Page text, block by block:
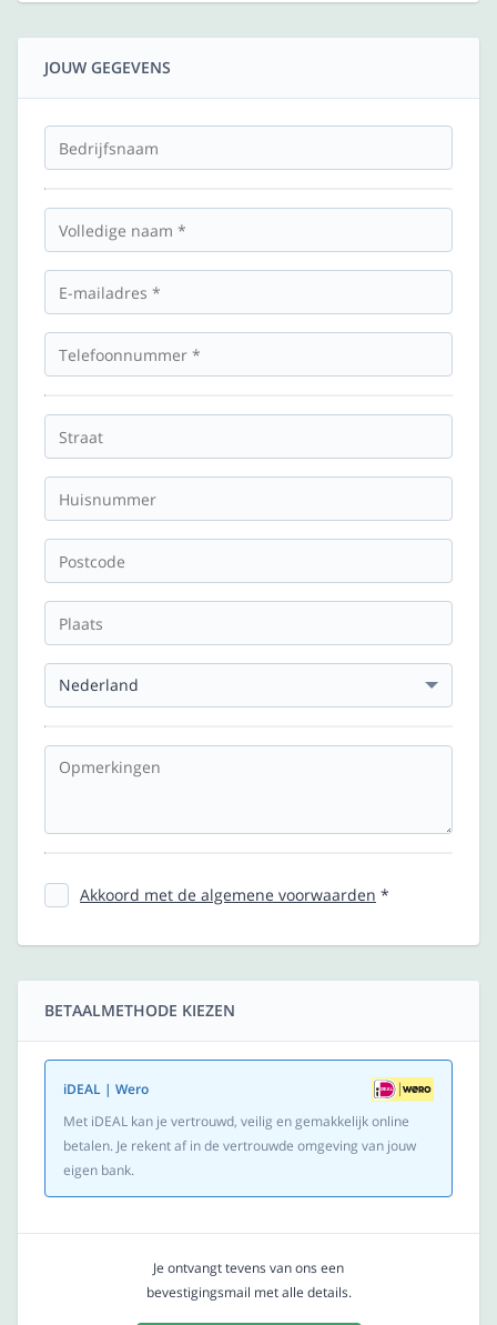
JOUW GEGEVENS
Akkoord met de algemene voorwaarden *
BETAALMETHODE KIEZEN
iDEAL | Wero
Met iDEAL kan je vertrouwd, veilig en gemakkelijk online
betalen. Je rekent af in de vertrouwde omgeving van jouw
eigen bank.
Je ontvangt tevens van ons een
bevestigingsmail met alle details.